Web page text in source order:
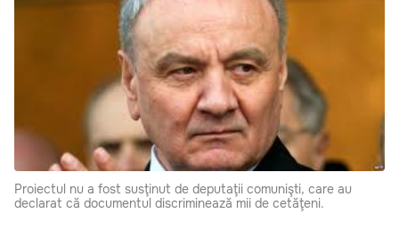
Proiectul nu a fost susţinut de deputaţii comunişti, care au
declarat că documentul discriminează mii de cetăţeni.